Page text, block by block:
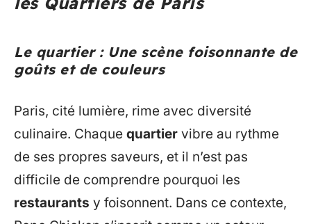
Le quartier : Une scène foisonnante de
goûts et de couleurs
Paris, cité lumière, rime avec diversité
culinaire. Chaque quartier vibre au rythme
de ses propres saveurs, et il n’est pas
difficile de comprendre pourquoi les
restaurants y foisonnent. Dans ce contexte,